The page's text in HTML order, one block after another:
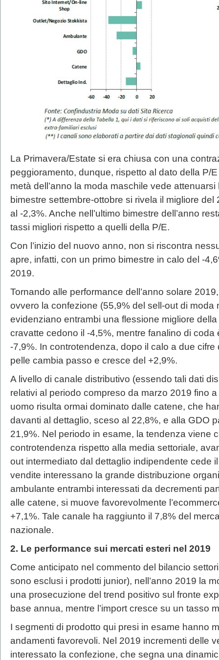
La Primavera/Estate si era chiusa con una
peggioramento, dunque, rispetto al dato della P/
metà dell’anno la moda maschile vede
bimestre settembre-ottobre si rivela il migliore
al -2,3%. Anche nell’ultimo bimestre dell’anno
tassi migliori rispetto a quelli della P/E.
Con l’inizio del nuovo anno, non si riscontra
apre, infatti, con un primo bimestre in calo del -
2019.
Tornando alle performance dell’anno solare
ovvero la confezione (55,9% del sell-out di moda
evidenziano entrambi una flessione migliore
cravatte cedono il -4,5%, mentre fanalino di coda
-7,9%. In controtendenza, dopo il calo a due cifre
pelle cambia passo e cresce del +2,9%.
A livello di canale distributivo (essendo tali dati
relativi al periodo compreso da marzo 2019 fino
uomo risulta ormai dominato dalle catene, che
davanti al dettaglio, sceso al 22,8%, e alla GDO
21,9%. Nel periodo in esame, la tendenza viene
controtendenza rispetto alla media settoriale,
out intermediato dal dettaglio indipendente cede
vendite interessano la grande distribuzione
ambulante entrambi interessati da decrementi
alle catene, si muove favorevolmente
+7,1%. Tale canale ha raggiunto il 7,8% del
nazionale.
2. Le performance sui mercati esteri nel 2019
Come anticipato nel commento del bilancio
sono esclusi i prodotti junior), nell’anno 2019 la
una prosecuzione del trend positivo sul fronte
base annua, mentre l’import cresce su un tasso
I segmenti di prodotto qui presi in esame hanno
andamenti favorevoli. Nel 2019 incrementi delle
interessato la confezione, che segna una